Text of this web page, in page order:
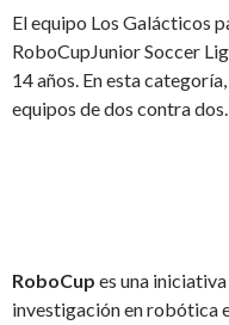
El equipo Los Galácticos
RoboCupJunior Soccer
14 años. En esta
equipos de dos contra dos.
RoboCup es una
investigación en robótica